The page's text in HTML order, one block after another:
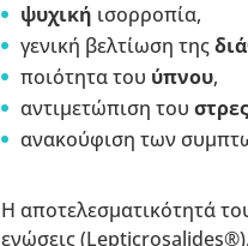
ψυχική ισορροπία,
γενική βελτίωση της
ποιότητα του ύπνου,
αντιμετώπιση του στρες
ανακούφιση των
Η αποτελεσματικότητά
ενώσεις